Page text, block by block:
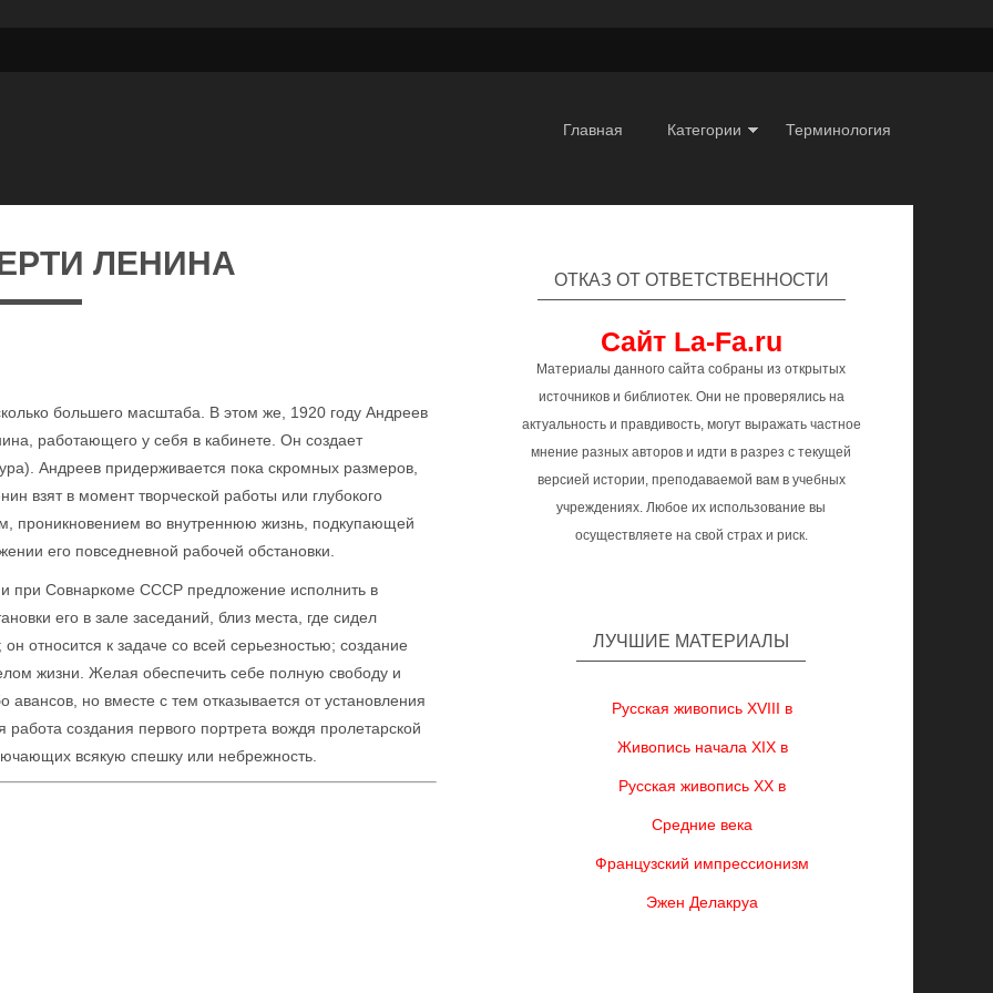
Главная Категории Терминология
ЛЕНИНА
большего масштаба. В этом же, 1920 году Андреев
работающего у себя в кабинете. Он создает
Андреев придерживается пока скромных размеров,
взят в момент творческой работы или глубокого
проникновением во внутреннюю жизнь, подкупающей
его повседневной рабочей обстановки.
при Совнаркоме СССР предложение исполнить в
его в зале заседаний, близ места, где сидел
относится к задаче со всей серьезностью; создание
жизни. Желая обеспечить себе полную свободу и
авансов, но вместе с тем отказывается от установления
создания первого портрета вождя пролетарской
всякую спешку или небрежность.
ОТКАЗ ОТ ОТВЕТСТВЕННОСТИ
Сайт La-Fa.ru
Материалы данного сайта собраны из открытых
источников и библиотек. Они не проверялись на
актуальность и правдивость, могут выражать частное
мнение разных авторов и идти в разрез с текущей
версией истории, преподаваемой вам в учебных
учреждениях. Любое их использование вы
осуществляете на свой страх и риск.
ЛУЧШИЕ МАТЕРИАЛЫ
Русская живопись XVIII в
Живопись начала XIX в
Русская живопись XX в
Средние века
Французский импрессионизм
Эжен Делакруа